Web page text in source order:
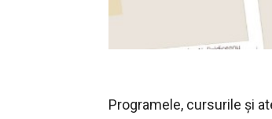
Programele, cursurile și